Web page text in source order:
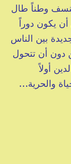
ينسف وطناً طال
أن يكون دوراً
بين الناس
دون أن تتحول
أولاً
والحرية…